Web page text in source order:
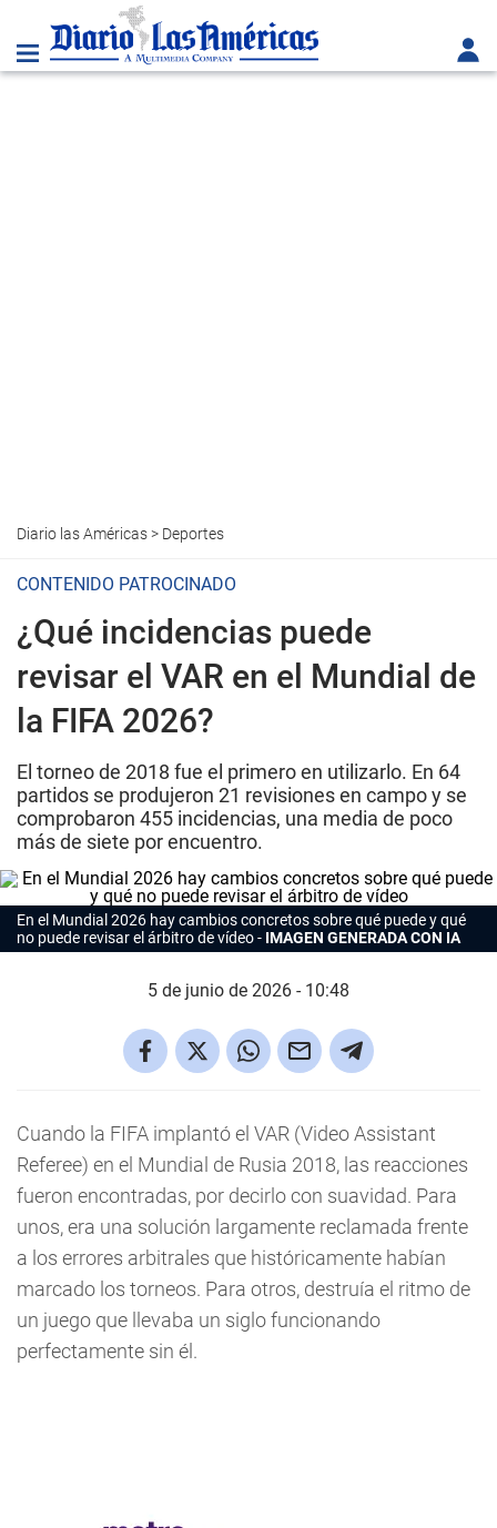
Diario las Américas> Deportes
CONTENIDO PATROCINADO
¿Qué incidencias puede
revisar el VAR en el Mundial de
la FIFA 2026?
El torneo de 2018 fue el primero en utilizarlo. En 64
partidos se produjeron 21 revisiones en campo y se
comprobaron 455 incidencias, una media de poco
más de siete por encuentro.
En el Mundial 2026 hay cambios concretos sobre qué puede y qué
no puede revisar el árbitro de vídeo
IMAGEN GENERADA CON IA
5 de junio de 2026 - 10:48
Cuando la FIFA implantó el VAR (Video Assistant
Referee) en el Mundial de Rusia 2018, las reacciones
fueron encontradas, por decirlo con suavidad. Para
unos, era una solución largamente reclamada frente
a los errores arbitrales que históricamente habían
marcado los torneos. Para otros, destruía el ritmo de
un juego que llevaba un siglo funcionando
perfectamente sin él.